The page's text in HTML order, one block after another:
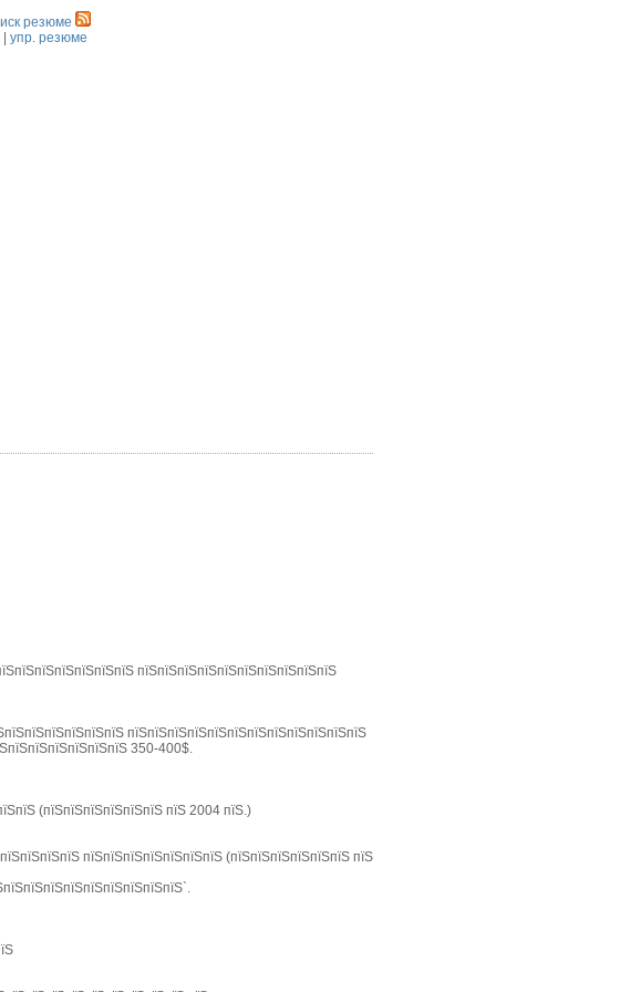
резюме
|упр. резюме
пїЅпїЅпїЅпїЅпїЅпїЅпїЅпїЅпїЅпїЅ
пїЅпїЅпїЅпїЅпїЅпїЅпїЅпїЅпїЅпїЅпїЅпїЅ
350-400$.
(пїЅпїЅпїЅпїЅпїЅпїЅ пїЅ 2004 пїЅ.)
пїЅпїЅпїЅпїЅпїЅпїЅпїЅ (пїЅпїЅпїЅпїЅпїЅпїЅ пїЅ